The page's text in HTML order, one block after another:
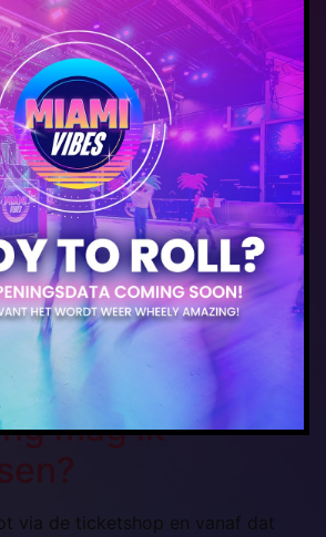
de baan op?
baan op zonder geldig ticket of
ook voor begeleiders.
kinderen
12 jaar moeten begeleid worden
van minimaal 18 jaar oud, met een
per begeleider. Tieners van
zonder toezicht rolschaatsen, mits
gedragen.
mag ik
via de ticketshop en vanaf dat